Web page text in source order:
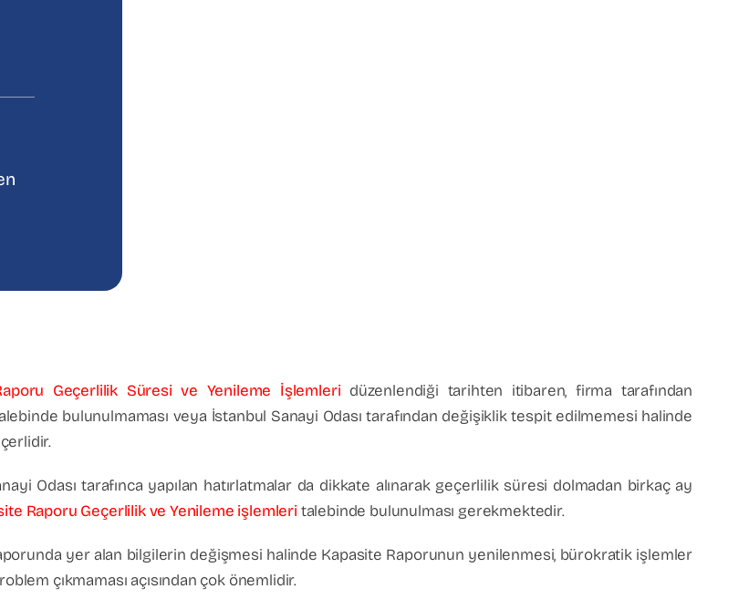
Geçerlilik Süresi ve Yenileme İşlemleridüzenlendiği tarihten itibaren, firma tarafından
bulunulmaması veya İstanbul Sanayi Odası tarafından değişiklik tespit edilmemesi halinde
Odası tarafınca yapılan hatırlatmalar da dikkate alınarak geçerlilik süresi dolmadan birkaç ay
Raporu Geçerlilik ve Yenileme işlemleritalebinde bulunulması gerekmektedir.
yer alan bilgilerin değişmesi halinde Kapasite Raporunun yenilenmesi, bürokratik işlemler
çıkmaması açısından çok önemlidir.